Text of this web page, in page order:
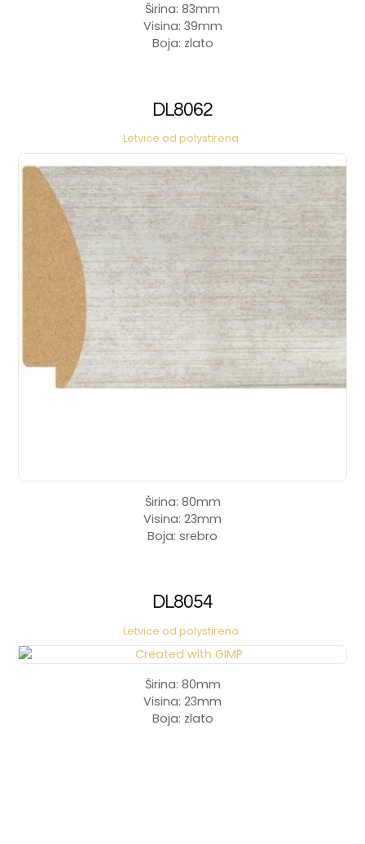
Širina: 83mm
Visina: 39mm
Boja: zlato
DL8062
Letvice od polystirena
Širina: 80mm
Visina: 23mm
Boja: srebro
DL8054
Letvice od polystirena
Širina: 80mm
Visina: 23mm
Boja: zlato